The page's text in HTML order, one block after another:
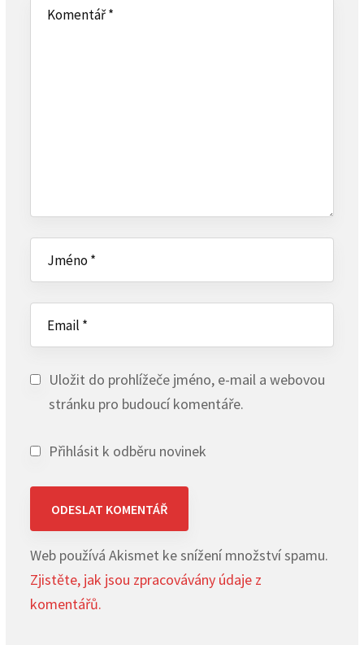
Uložit do prohlížeče jméno, e-mail a webovou
stránku pro budoucí komentáře.
Přihlásit k odběru novinek
Web používá Akismet ke snížení množství spamu.
Zjistěte, jak jsou zpracovávány údaje z
komentářů.